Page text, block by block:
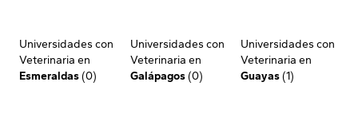
Universidades con
Veterinaria en
Esmeraldas(0)
Universidades con
Veterinaria en
Galápagos(0)
Universidades con
Veterinaria en
Guayas(1)